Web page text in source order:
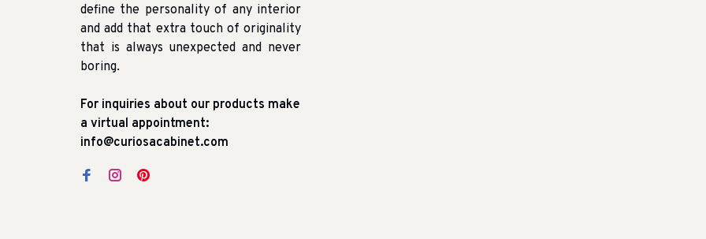
define the personality of any interior
and add that extra touch of originality
that is always unexpected and never
boring.
For inquiries about our products make
a virtual appointment:
info@curiosacabinet.com